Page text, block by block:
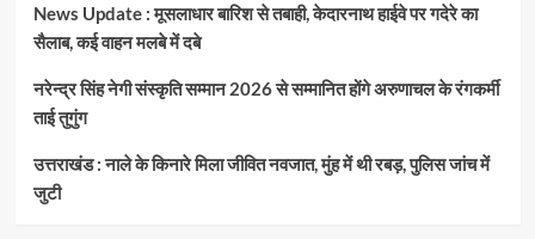
News Update : मूसलाधार बारिश से तबाही, केदारनाथ हाईवे पर गदेरे का
सैलाब, कई वाहन मलबे में दबे
नरेन्द्र सिंह नेगी संस्कृति सम्मान 2026 से सम्मानित होंगे अरुणाचल के रंगकर्मी
ताई तुगुंग
उत्तराखंड : नाले के किनारे मिला जीवित नवजात, मुंह में थी रबड़, पुलिस जांच में
जुटी